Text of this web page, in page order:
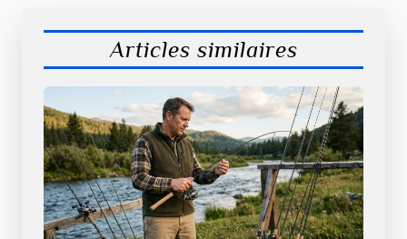
Articles similaires